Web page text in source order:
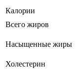
Калории
Всего жиров
Насыщенные жиры
Холестерин